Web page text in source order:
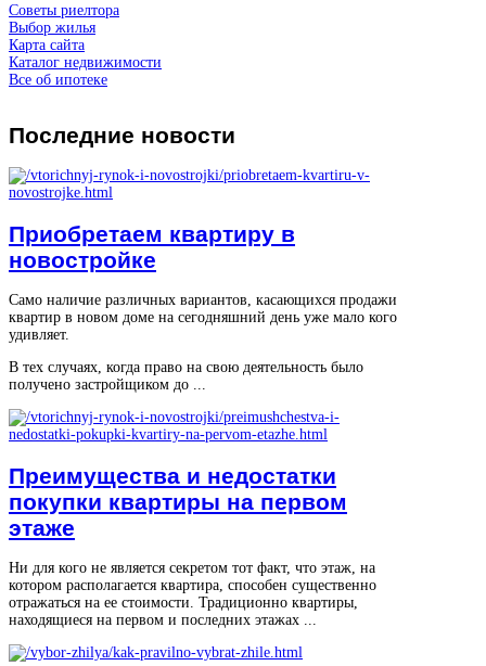
Советы риелтора
Выбор жилья
Карта сайта
Каталог недвижимости
Все об ипотеке
Последние новости
Приобретаем квартиру в
новостройке
Само наличие различных вариантов, касающихся продажи
квартир в новом доме на сегодняшний день уже мало кого
удивляет.
В тех случаях, когда право на свою деятельность было
получено застройщиком до ...
Преимущества и недостатки
покупки квартиры на первом
этаже
Ни для кого не является секретом тот факт, что этаж, на
котором располагается квартира, способен существенно
отражаться на ее стоимости. Традиционно квартиры,
находящиеся на первом и последних этажах ...